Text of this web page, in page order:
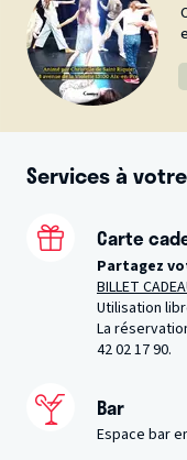
Services à
Carte
Partagez
BILLET
Utilisation
La
42 02 17 90.
Bar
Espace bar